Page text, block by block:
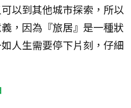
以到其他城市探索，所以
，因為『旅居』是一種狀
人生需要停下片刻，仔細